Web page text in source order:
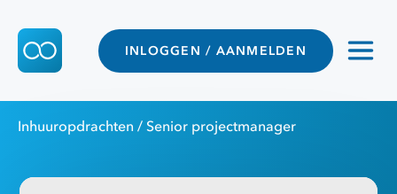
INLOGGEN / AANMELDEN
Inhuuropdrachten / Senior projectmanager